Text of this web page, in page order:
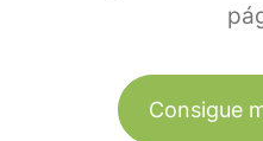
Consigue